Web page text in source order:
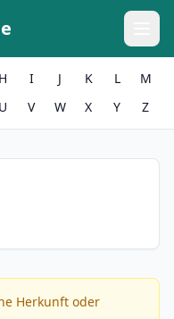
H I J K L
M
U V W X Y Z
Herkunft oder